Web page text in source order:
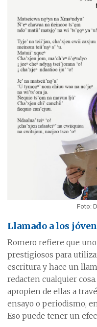
Foto:
Llamado a los
Romero refiere que
prestigiosos para
escritura y hace un
redacten cualquier
apropien de ellas a
ensayo o periodismo,
Eso puede tener un